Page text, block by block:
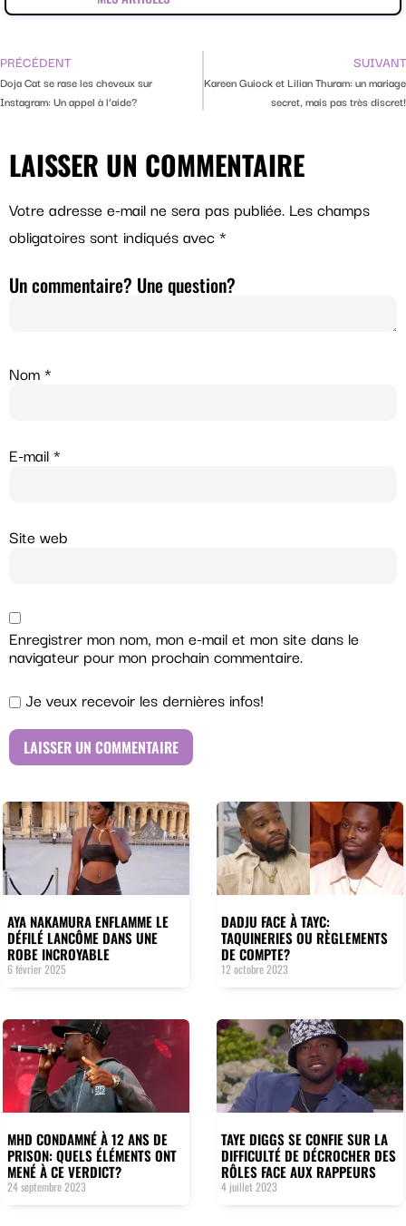
PRÉCÉDENT
Doja Cat se rase les cheveux sur
Instagram: Un appel à l’aide?
SUIVANT
Kareen Guiock et Lilian Thuram: un mariage
secret, mais pas très discret!
LAISSER UN COMMENTAIRE
Votre adresse e-mail ne sera pas publiée. Les champs
obligatoires sont indiqués avec*
Un commentaire? Une question?
Nom*
E-mail*
Site web
Enregistrer mon nom, mon e-mail et mon site dans le
navigateur pour mon prochain commentaire.
Je veux recevoir les dernières infos!
AYA NAKAMURA ENFLAMME LE
DÉFILÉ LANCÔME DANS UNE
ROBE INCROYABLE
6 février 2025
DADJU FACE À TAYC:
TAQUINERIES OU RÈGLEMENTS
DE COMPTE?
12 octobre 2023
MHD CONDAMNÉ À 12 ANS DE
PRISON: QUELS ÉLÉMENTS ONT
MENÉ À CE VERDICT?
24 septembre 2023
TAYE DIGGS SE CONFIE SUR LA
DIFFICULTÉ DE DÉCROCHER DES
RÔLES FACE AUX RAPPEURS
4 juillet 2023